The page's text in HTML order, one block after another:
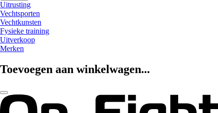
Uitrusting
Vechtsporten
Vechtkunsten
Fysieke training
Uitverkoop
Merken
Toevoegen aan winkelwagen...